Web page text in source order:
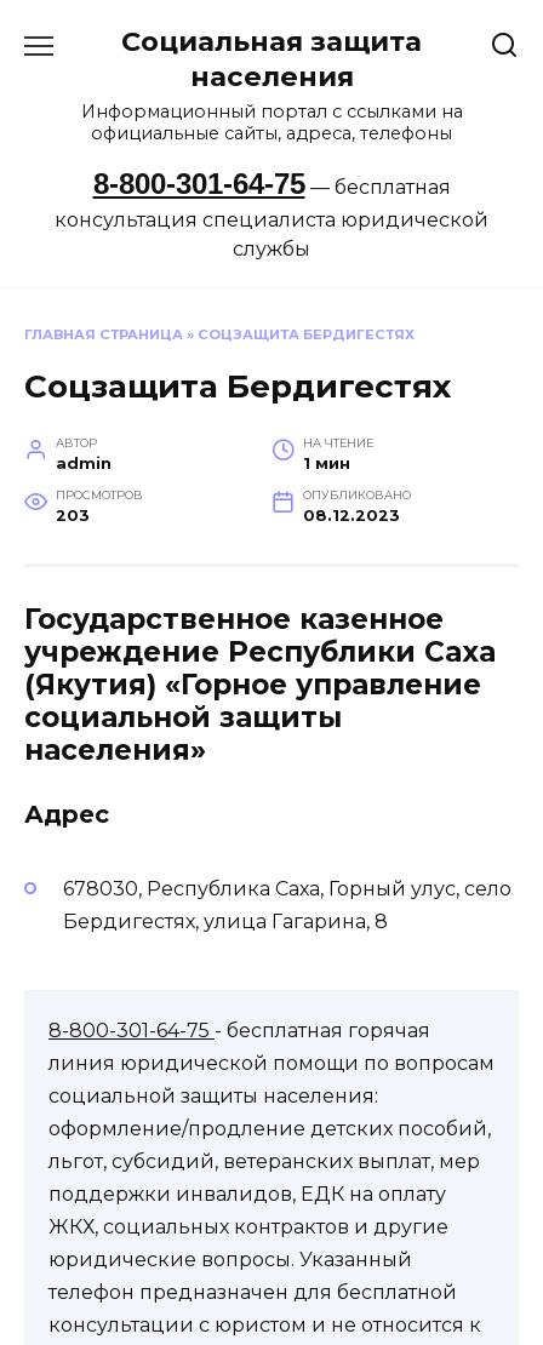
Социальная защита
населения
Информационный портал с ссылками на
официальные сайты, адреса, телефоны
8-800-301-64-75— бесплатная
консультация специалиста юридической
службы
ГЛАВНАЯ СТРАНИЦА » СОЦЗАЩИТА БЕРДИГЕСТЯХ
Соцзащита Бердигестях
АВТОР
admin
НА ЧТЕНИЕ
1 мин
ПРОСМОТРОВ
203
ОПУБЛИКОВАНО
08.12.2023
Государственное казенное
учреждение Республики Саха
(Якутия) «Горное управление
социальной защиты
населения»
Адрес
678030, Республика Саха, Горный улус, село
Бердигестях, улица Гагарина, 8
8-800-301-64-75 - бесплатная горячая
линия юридической помощи по вопросам
социальной защиты населения:
оформление/продление детских пособий,
льгот, субсидий, ветеранских выплат, мер
поддержки инвалидов, ЕДК на оплату
ЖКХ, социальных контрактов и другие
юридические вопросы. Указанный
телефон предназначен для бесплатной
консультации с юристом и не относится к